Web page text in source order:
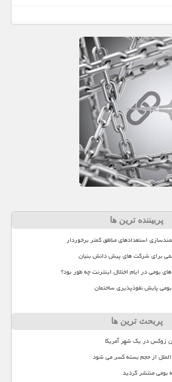
پربیننده ترین ها
استعدادهای مناطق کمتر برخوردار
برای شرکت های پیش دانش بنیان
بومی در ایام اختلال اینترنت چه طور بود؟
پایش نفوذپذیری ساختمان
پربحث ترین ها
زوکس در یک شهر آمریکا
از حجم بسته کسر می شود
بومی منتشر گردید